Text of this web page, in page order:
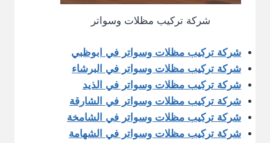
شركة تركيب مظلات وسواتر
شركة تركيب مظلات وسواتر في ابوظبي
شركة تركيب مظلات وسواتر في البرشاء
شركة تركيب مظلات وسواتر في الذيد
شركة تركيب مظلات وسواتر في الشارقة
شركة تركيب مظلات وسواتر في الشامخة
شركة تركيب مظلات وسواتر في الشهامة